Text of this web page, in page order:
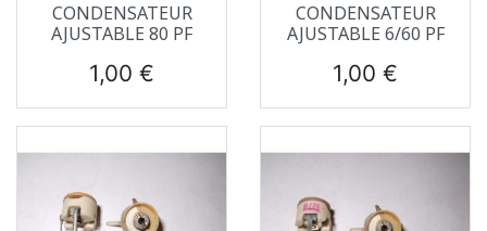
CONDENSATEUR
AJUSTABLE 80 PF
Prix
1,00 €
CONDENSATEUR
AJUSTABLE 6/60 PF
Prix
1,00 €